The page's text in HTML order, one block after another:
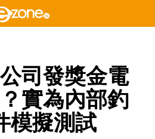
司發獎金電
實為內部釣
模擬測試